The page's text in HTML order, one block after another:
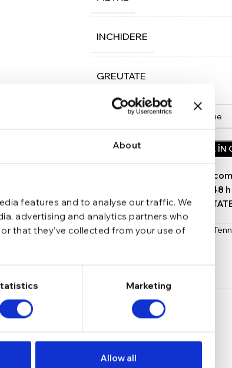
About
features and to analyse our traffic. We
advertising and analytics partners who
that they’ve collected from your use of
Marketing
Allow all
INCHIDERE
GREUTATE
LUNGIME
ADAUGĂ ÎN
TRANSPORT GRATUIT la
SCHIMB/RETUR RAPID in 48 h
GARANTIE DE
Categorii: Bratari , Bratari